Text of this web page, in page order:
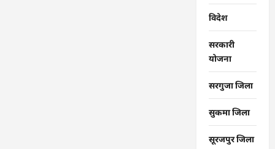
विदेश
सरकारी
योजना
सरगुजा जिला
सुकमा जिला
सूरजपुर जिला